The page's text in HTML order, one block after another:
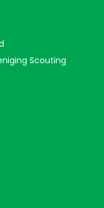
Scouting